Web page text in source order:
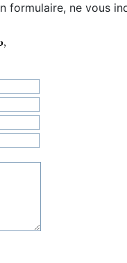
formulaire, ne vous